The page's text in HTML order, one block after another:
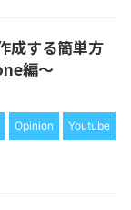
成する簡単方
編〜
Opinion Youtube